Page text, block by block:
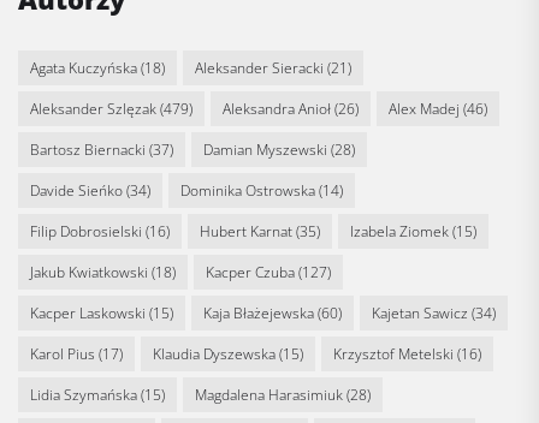
Agata Kuczyńska(18) Aleksander Sieracki (21)
Aleksander Szlęzak(479) Aleksandra Anioł(26) Alex Madej (46)
Bartosz Biernacki (37) Damian Myszewski (28)
Davide Sieńko(34) Dominika Ostrowska(14)
Filip Dobrosielski (16) Hubert Karnat(35) Izabela Ziomek(15)
Jakub Kwiatkowski (18) Kacper Czuba(127)
Kacper Laskowski (15) Kaja Błażejewska(60) Kajetan Sawicz (34)
Karol Pius (17) Klaudia Dyszewska(15) Krzysztof Metelski (16)
Lidia Szymańska(15) Magdalena Harasimiuk(28)